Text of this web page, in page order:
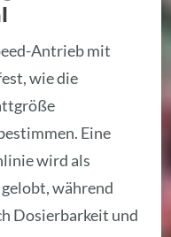
Antrieb mit
wie die
Eine
wird als
während
Dosierbarkeit und